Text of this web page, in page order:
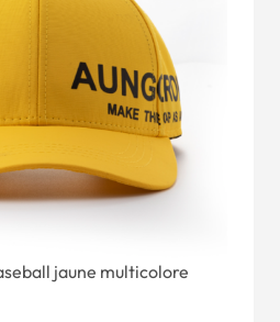
jaune multicolore